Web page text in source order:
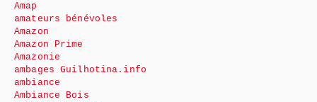
Amap
amateurs bénévoles
Amazon
Amazon Prime
Amazonie
ambages Guilhotina.info
ambiance
Ambiance Bois